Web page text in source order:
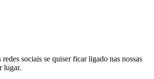
sociais se quiser ficar ligado nas nossas
lugar.